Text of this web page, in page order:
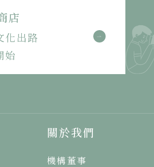
店
化出路
始
關於我們
機構董事